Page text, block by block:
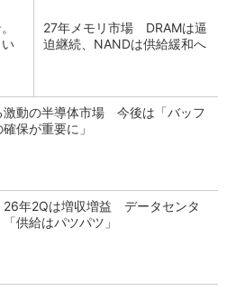
27年メモリ市場 DRAMは逼
迫継続、NANDは供給緩和へ
激動の半導体市場 今後は「バッフ
保が重要に」
26年2Qは増収増益 データセンタ
供給はパツパツ」